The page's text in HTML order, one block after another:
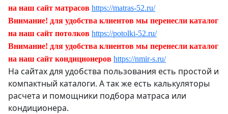
на наш сайт матрасов https://matras-52.ru/
Внимание! для удобства клиентов мы перенесли каталог
на наш сайт потолков https://potolki-52.ru/
Внимание! для удобства клиентов мы перенесли каталог
на наш сайт кондиционеров https://nmir-s.ru/
На сайтах для удобства пользования есть простой и
компактный каталоги. А так же есть калькуляторы
расчета и помощники подбора матраса или
кондиционера.